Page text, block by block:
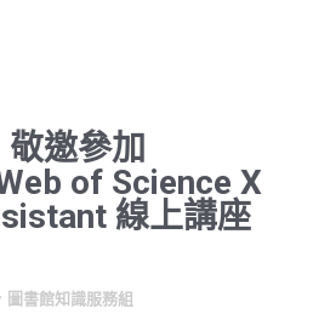
敬邀參加
of Science X
線上講座
圖書館知識服務組